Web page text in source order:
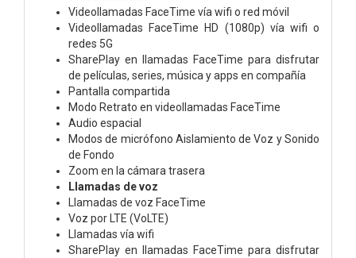
Videollamadas FaceTime vía wifi o red móvil
Videollamadas FaceTime HD (1080p) vía wifi o
redes 5G
SharePlay en llamadas FaceTime para disfrutar
de películas, series, música y apps en compañía
Pantalla compartida
Modo Retrato en videollamadas FaceTime
Audio espacial
Modos de micrófono Aislamiento de Voz y Sonido
de Fondo
Zoom en la cámara trasera
Llamadas de voz
Llamadas de voz FaceTime
Voz por LTE (VoLTE)
Llamadas vía wifi
SharePlay en llamadas FaceTime para disfrutar